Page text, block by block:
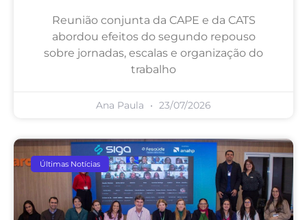
Reunião conjunta da CAPE e da CATS
abordou efeitos do segundo repouso
sobre jornadas, escalas e organização do
trabalho
Ana Paula 23/07/2026
Últimas Notícias